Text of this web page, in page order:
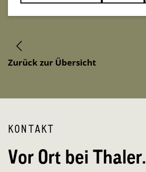
Zurück zur Übersicht
KONTAKT
Vor Ort bei Thaler.